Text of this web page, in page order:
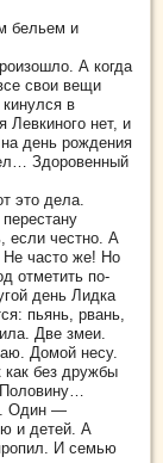
бельем и
А когда
свои вещи
в
нет, и
день рождения
Здоровенный
это дела.
если честно. А
Не часто же! Но
отметить по-
день Лидка
пьянь, рвань,
Две змеи.
Домой несу.
как без дружбы
Один —
и детей. А
И семью